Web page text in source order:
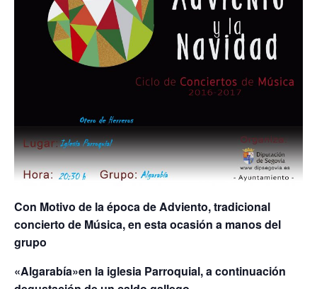
Con Motivo de la época de Adviento, tradicional
concierto de Música, en esta ocasión a manos del
grupo
«Algarabía»en la iglesia Parroquial, a continuación